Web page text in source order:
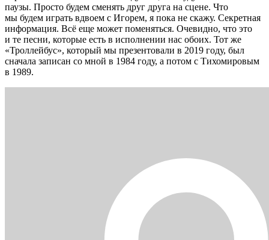
паузы. Просто будем сменять друг друга на сцене. Что
мы будем играть вдвоем с Игорем, я пока не скажу. Секретная
информация. Всё еще может поменяться. Очевидно, что это
и те песни, которые есть в исполнении нас обоих. Тот же
«Троллейбус», который мы презентовали в 2019 году, был
сначала записан со мной в 1984 году, а потом с Тихомировым
в 1989.